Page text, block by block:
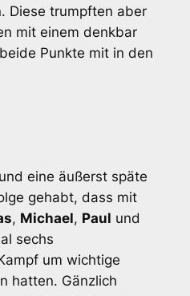
Diese trumpften aber
mit einem denkbar
Punkte mit in den
eine äußerst späte
gehabt, dass mit
, Michael, Paul und
sechs
um wichtige
hatten. Gänzlich